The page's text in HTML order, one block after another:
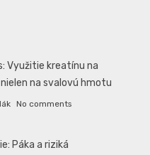
Využitie kreatínu na
na svalovú hmotu
No comments
Páka a riziká